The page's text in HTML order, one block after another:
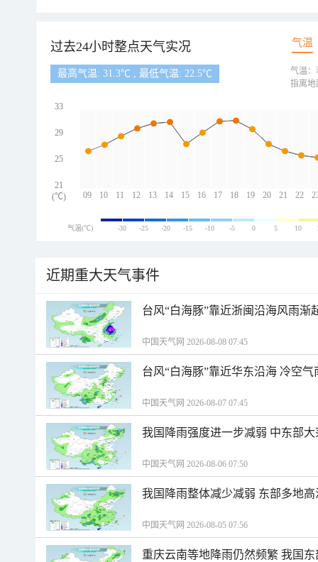
过去24小时整点天气实况 气温
最高气温: 31.3℃ , 最低气温: 22.5℃
09 10 11 12 13 14 15 16 17 18 19 20 21 22
33
29
25
21
(℃)
气温：
指离地
气温(℃) -30 -25 -20 -15 -10 -5 0 5 10
近期重大天气事件
台风“白海豚”靠近浙闽沿海风雨渐
中国天气网 2026-08-08 07:45
台风“白海豚”靠近华东沿海 冷空
中国天气网 2026-08-07 07:45
我国降雨强度进一步减弱 中东部
中国天气网 2026-08-06 07:50
我国降雨整体减少减弱 东部多地
中国天气网 2026-08-05 07:56
重庆云南等地降雨仍然频繁 我国